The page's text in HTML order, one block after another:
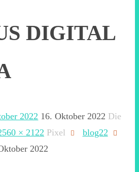
DIGITAL
2022 16. Oktober 2022 Die
× 2122 Pixel
blog22
2022